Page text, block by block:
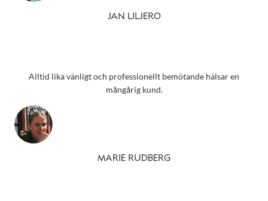
JAN LILJERO
Alltid lika vänligt och professionellt bemötande hälsar en
mångårig kund.
MARIE RUDBERG